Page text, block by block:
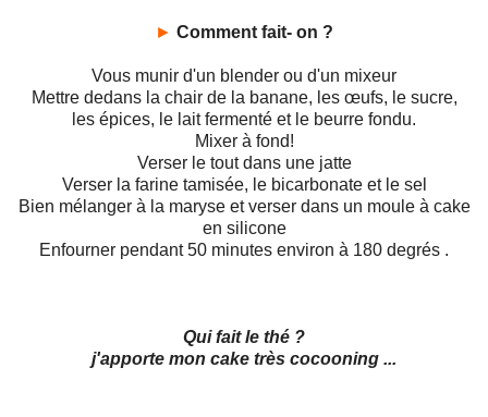
► Comment fait- on ?
Vous munir d'un blender ou d'un mixeur
Mettre dedans la chair de la banane, les œufs, le sucre,
les épices, le lait fermenté et le beurre fondu.
Mixer à fond!
Verser le tout dans une jatte
Verser la farine tamisée, le bicarbonate et le sel
Bien mélanger à la maryse et verser dans un moule à cake
en silicone
Enfourner pendant 50 minutes environ à 180 degrés .
Qui fait le thé ?
j'apporte mon cake très cocooning ...